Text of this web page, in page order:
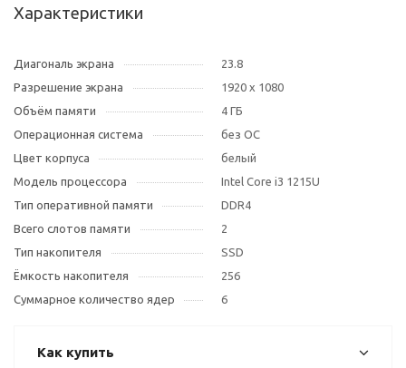
Характеристики
Диагональ экрана
23.8
Разрешение экрана
1920 x 1080
Объём памяти
4 ГБ
Операционная система
без ОС
Цвет корпуса
белый
Модель процессора
Intel Core i3 1215U
Тип оперативной памяти
DDR4
Всего слотов памяти
2
Тип накопителя
SSD
Ёмкость накопителя
256
Суммарное количество ядер
6
Как купить